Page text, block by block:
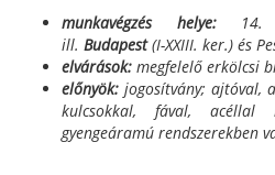
munkavégzés helye:14.
ill. Budapest(I-XXIII. ker.) és
elvárások: megfelelő erkölcsi
előnyök: jogosítvány; ajtóval,
kulcsokkal, fával, acéllal
gyengeáramú rendszerekben